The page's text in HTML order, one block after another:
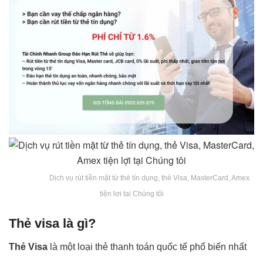
Dịch vụ rút tiền mặt từ thẻ tín dụng, thẻ Visa, MasterCard, Amex
tiện lợi tại Chúng tôi
Thẻ visa là gì?
Thẻ Visa là một loại thẻ thanh toán quốc tế phổ biến nhất